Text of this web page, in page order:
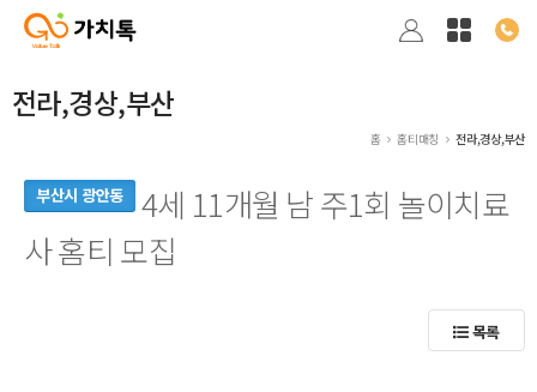
전라,경상,부산
홈 홈티매칭 전라,경상,부산
부산시 광안동
4세 11개월 남 주1회 놀이치료
사 홈티 모집
목록